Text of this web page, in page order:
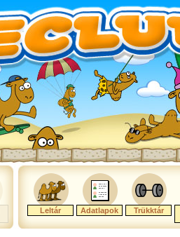
Leltár Adatlapok Trükktár